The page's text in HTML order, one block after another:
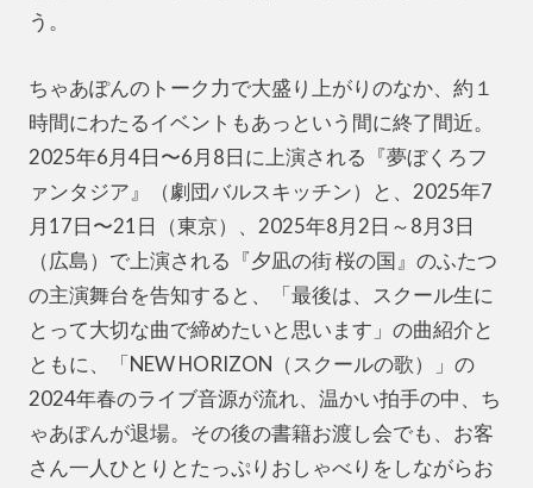
う。
ちゃあぽんのトーク力で大盛り上がりのなか、約１
時間にわたるイベントもあっという間に終了間近。
2025年6月4日〜6月8日に上演される『夢ぼくろフ
ァンタジア』（劇団バルスキッチン）と、2025年7
月17日〜21日（東京）、2025年8月2日～8月3日
（広島）で上演される『夕凪の街 桜の国』のふたつ
の主演舞台を告知すると、「最後は、スクール生に
とって大切な曲で締めたいと思います」の曲紹介と
ともに、「NEW HORIZON（スクールの歌）」の
2024年春のライブ音源が流れ、温かい拍手の中、ち
ゃあぽんが退場。その後の書籍お渡し会でも、お客
さん一人ひとりとたっぷりおしゃべりをしながらお